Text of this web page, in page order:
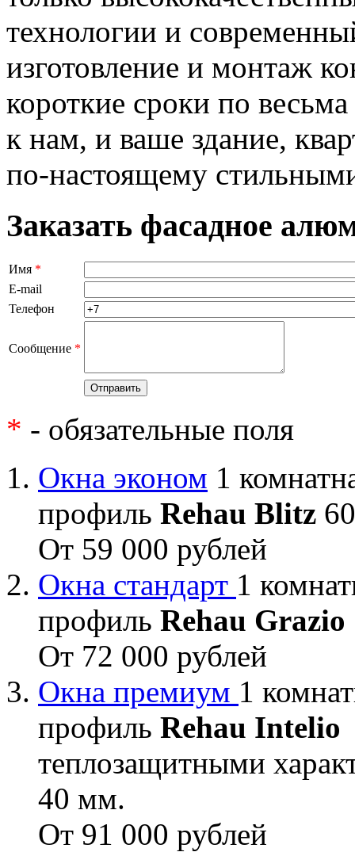
технологии и
изготовление и монтаж
короткие сроки по
к нам, и ваше здание,
по-настоящему
Заказать фасадное
Имя *
E-mail
Телефон
Сообщение *
* - обязательные поля
Окна эконом 1
профиль Rehau Blitz
От 59 000 рублей
Окна стандарт 1
профиль Rehau Grazio
От 72 000 рублей
Окна премиум 1
профиль Rehau Intelio
теплозащитными
40 мм.
От 91 000 рублей